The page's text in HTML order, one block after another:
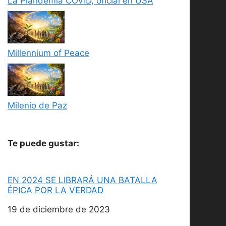
Millennium of Peace
Milenio de Paz
Te puede gustar:
EN 2024 SE LIBRARÁ UNA BATALLA
ÉPICA POR LA VERDAD
Fecha
19 de diciembre de 2023